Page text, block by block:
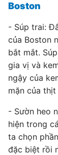
Boston
- Súp trai:
của Boston
bắt mắt.
gia vị và
ngậy của
mặn của
- Sườn heo
hiện trong
ta chọn
đặc biệt rồi